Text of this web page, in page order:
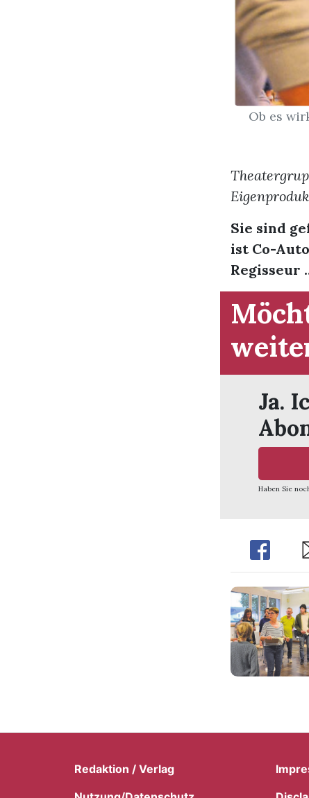
Ob es
Sie sind
ist Co-
Regisseur
Ja.
Haben Sie
Share
Redaktion / Verlag